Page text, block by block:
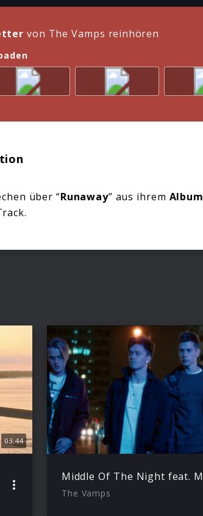
von The Vamps reinhören
über “Runaway” aus ihrem Album
03:44
The Vamps